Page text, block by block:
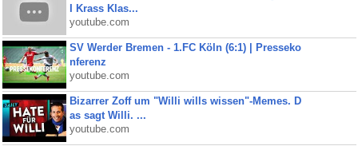
I Krass Klas...
youtube.com
SV Werder Bremen - 1.FC Köln (6:1) | Presseko
nferenz
youtube.com
Bizarrer Zoff um "Willi wills wissen"-Memes. D
as sagt Willi. ...
youtube.com